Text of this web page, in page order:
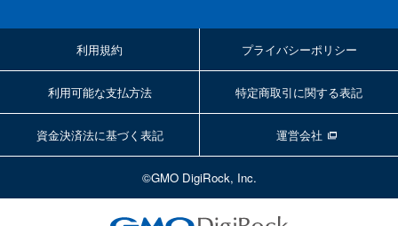
利用規約 プライバシーポリシー
利用可能な支払方法 特定商取引に関する表記
資金決済法に基づく表記 運営会社
©GMO DigiRock, Inc.